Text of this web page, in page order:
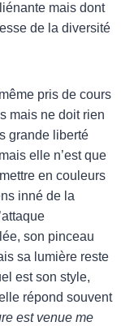
mais dont
de la diversité
pris de cours
mais ne doit rien
grande liberté
elle n’est que
en couleurs
inné de la
son pinceau
sa lumière reste
est son style,
répond souvent
est venue me